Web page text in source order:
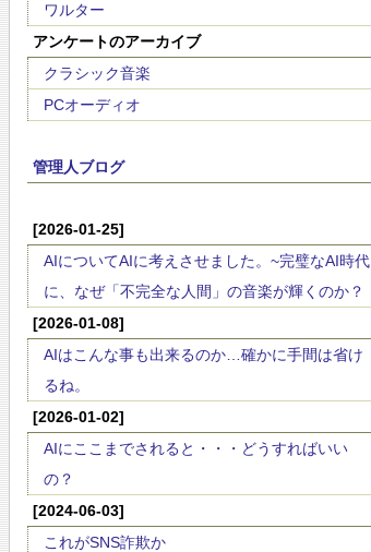
ワルター
アンケートのアーカイブ
クラシック音楽
PCオーディオ
管理人ブログ
[2026-01-25]
AIについてAIに考えさせました。~完璧なAI時代
に、なぜ「不完全な人間」の音楽が輝くのか？
[2026-01-08]
AIはこんな事も出来るのか…確かに手間は省け
るね。
[2026-01-02]
AIにここまでされると・・・どうすればいい
の？
[2024-06-03]
これがSNS詐欺か